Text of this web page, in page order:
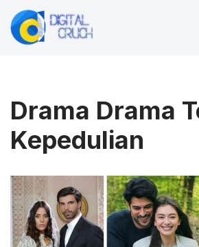
Lompat
Drama Drama
Kepedulian